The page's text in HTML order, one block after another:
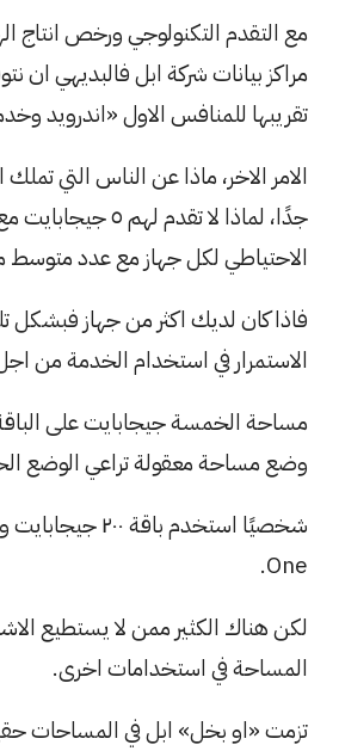
مع التقدم التكنولوجي ورخص انتاج
مراكز بيانات شركة ابل فالبديهي ان
تقريبها للمنافس الاول «اندرويد
الامر الاخر، ماذا عن الناس التي
جدًا، لماذا لا
الاحتياطي لكل جهاز مع عدد متوسط من البرامج
فاذا كان لديك اكثر من جهاز فبشكل
الاستمرار في استخدام الخدمة من
مساحة الخمسة جيجابايت على
وضع مساحة معقولة تراعي الوضع
One.
لكن هناك الكثير ممن لا يستطيع
المساحة في استخدامات اخرى.
تزمت «او بخل» ابل في المساحات